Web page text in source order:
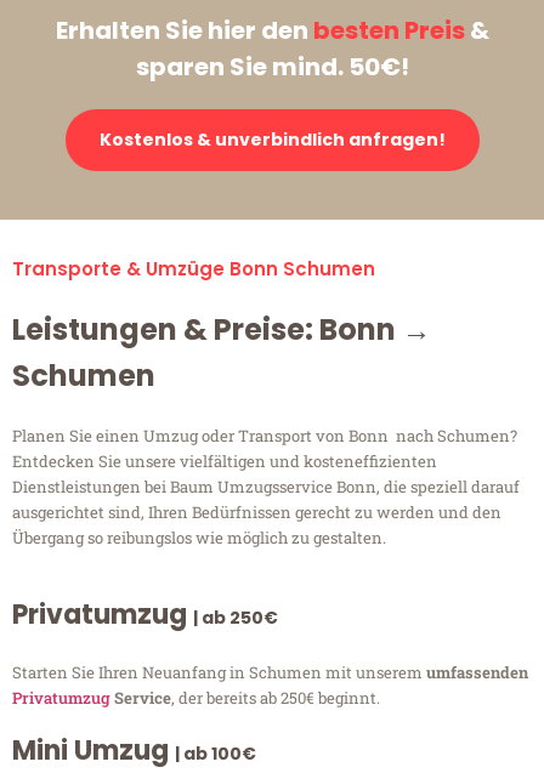
Erhalten Sie hier den besten Preis&
sparen Sie mind. 50€!
Kostenlos & unverbindlich anfragen!
Transporte & Umzüge Bonn Schumen
Leistungen & Preise: Bonn →
Schumen
Planen Sie einen Umzug oder Transport von Bonn nach Schumen?
Entdecken Sie unsere vielfältigen und kosteneffizienten
Dienstleistungen bei Baum Umzugsservice Bonn, die speziell darauf
ausgerichtet sind, Ihren Bedürfnissen gerecht zu werden und den
Übergang so reibungslos wie möglich zu gestalten.
Privatumzug | ab 250€
Starten Sie Ihren Neuanfang in Schumen mit unserem umfassenden
PrivatumzugService, der bereits ab 250€ beginnt.
Mini Umzug | ab 100€